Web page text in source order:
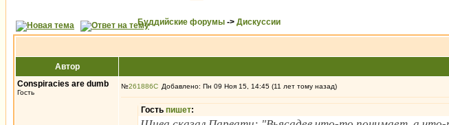
Буддийские форумы -> Дискуссии
Автор
Conspiracies are dumb
Гость
№261886 Добавлено: Пн 09 Ноя 15, 14:45 (11 лет тому назад)
Гость пишет: